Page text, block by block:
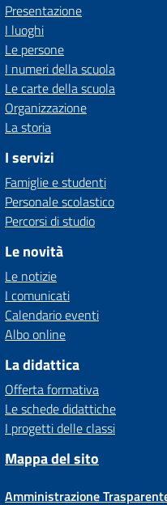
Presentazione
I luoghi
Le persone
I numeri della scuola
Le carte della scuola
Organizzazione
La storia
I servizi
Famiglie e studenti
Personale scolastico
Percorsi di studio
Le novità
Le notizie
I comunicati
Calendario eventi
Albo online
La didattica
Offerta formativa
Le schede didattiche
I progetti delle classi
Mappa del sito
Amministrazione